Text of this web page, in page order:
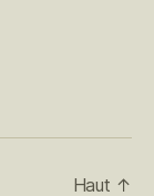
Haut ↑